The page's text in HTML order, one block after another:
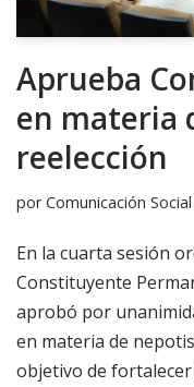
Aprueba
en materia
reelección
porComunicación
En la cuarta sesión
Constituyente
aprobó por
en materia de
objetivo de